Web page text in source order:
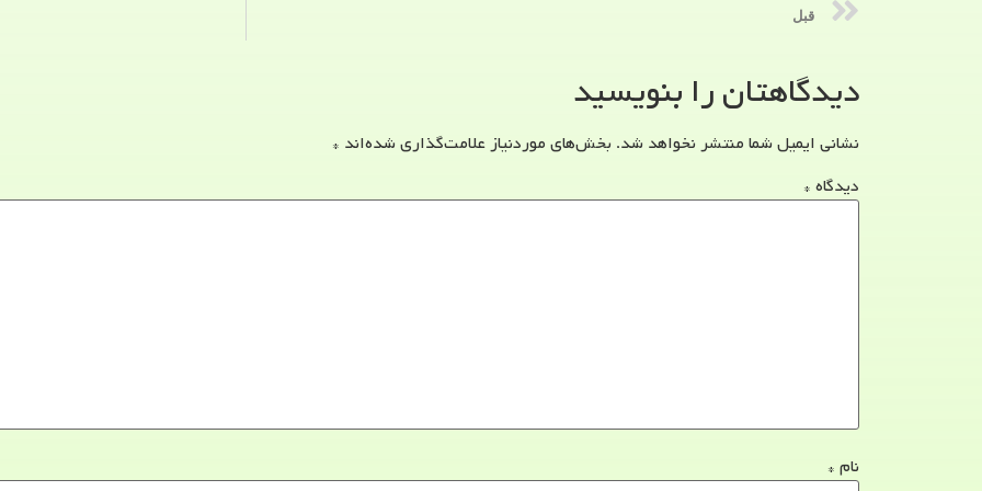
قبل
دیدگاهتان را بنویسید
نشانی ایمیل شما منتشر نخواهد شد. بخش‌های موردنیاز علامت‌گذاری شده‌اند *
دیدگاه *
نام *